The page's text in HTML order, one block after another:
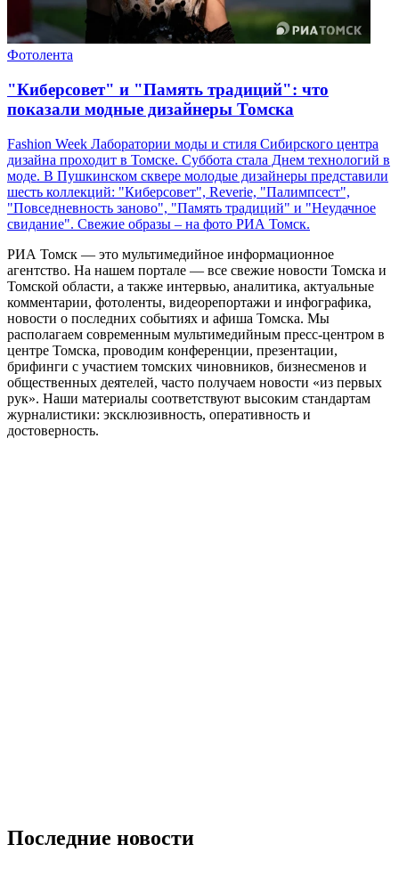
Фотолента
"Киберсовет" и "Память традиций": что
показали модные дизайнеры Томска
Fashion Week Лаборатории моды и стиля Сибирского центра
дизайна проходит в Томске. Суббота стала Днем технологий в
моде. В Пушкинском сквере молодые дизайнеры представили
шесть коллекций: "Киберсовет", Reverie, "Палимпсест",
"Повседневность заново", "Память традиций" и "Неудачное
свидание". Свежие образы – на фото РИА Томск.
РИА Томск — это мультимедийное информационное
агентство. На нашем портале — все свежие новости Томска и
Томской области, а также интервью, аналитика, актуальные
комментарии, фотоленты, видеорепортажи и инфографика,
новости о последних событиях и афиша Томска. Мы
располагаем современным мультимедийным пресс-центром в
центре Томска, проводим конференции, презентации,
брифинги с участием томских чиновников, бизнесменов и
общественных деятелей, часто получаем новости «из первых
рук». Наши материалы соответствуют высоким стандартам
журналистики: эксклюзивность, оперативность и
достоверность.
Последние новости